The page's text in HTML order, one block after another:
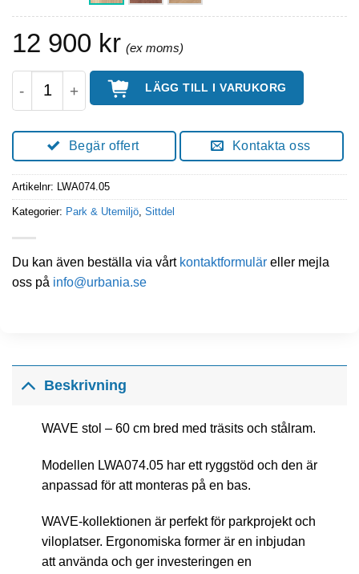
12 900 kr
WAVE Parkbänk Enkelsits För Montering På
LÄGG TILL I VARUKORG
Begär offert Kontakta oss
Artikelnr: LWA074.05
Kategorier: Park & Utemiljö Sittdel
Du kan även beställa via vårt kontaktformulär eller mejla
oss på info@urbania.se
Beskrivning
WAVE stol – 60 cm bred med träsits och stålram.
Modellen LWA074.05 har ett ryggstöd och den är
anpassad för att monteras på en bas.
WAVE-kollektionen är perfekt för parkprojekt och
viloplatser. Ergonomiska former är en inbjudan
att använda och ger investeringen en